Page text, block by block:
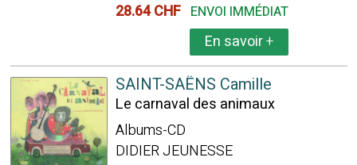
28.64 CHF ENVOI IMMÉDIAT
En savoir+
SAINT-SAËNS Camille
Le carnaval des animaux
Albums-CD
DIDIER JEUNESSE